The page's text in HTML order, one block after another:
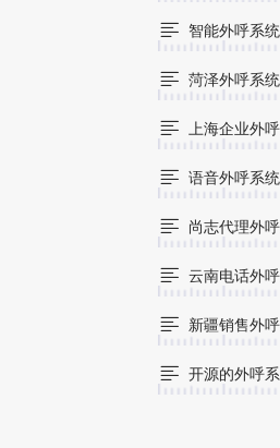
 智能外呼系
 菏泽外呼系
 上海企业外
 语音外呼系
 尚志代理外
 云南电话外
 新疆销售外
 开源的外呼